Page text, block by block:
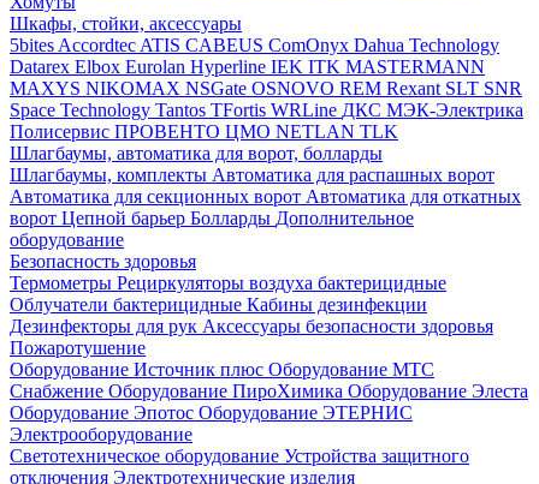
Шкафы, стойки, аксессуары
5bites Accordtec ATIS CABEUS ComOnyx Dahua Technology
Datarex Elbox Eurolan Hyperline IEK ITK MASTERMANN
MAXYS NIKOMAX NSGate OSNOVO REM Rexant SLT SNR
Space Technology Tantos TFortis WRLine ДКС МЭК-Электрика
Полисервис ПРОВЕНТО ЦМО NETLAN TLK
Шлагбаумы, автоматика для ворот, болларды
Шлагбаумы, комплекты Автоматика для распашных ворот
Автоматика для секционных ворот Автоматика для откатных
ворот Цепной барьер Болларды Дополнительное
оборудование
Безопасность здоровья
Термометры Рециркуляторы воздуха бактерицидные
Облучатели бактерицидные Кабины дезинфекции
Дезинфекторы для рук Аксессуары безопасности здоровья
Пожаротушение
Оборудование Источник плюс Оборудование МТС
Снабжение Оборудование ПироХимика Оборудование Элеста
Оборудование Эпотос Оборудование ЭТЕРНИС
Электрооборудование
Светотехническое оборудование Устройства защитного
отключения Электротехнические изделия